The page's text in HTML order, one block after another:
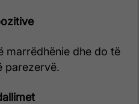
marrëdhënie dhe do të
parezervë.